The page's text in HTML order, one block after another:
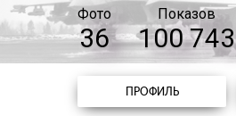
Фото
36
Показов
100 743
ПРОФИЛЬ